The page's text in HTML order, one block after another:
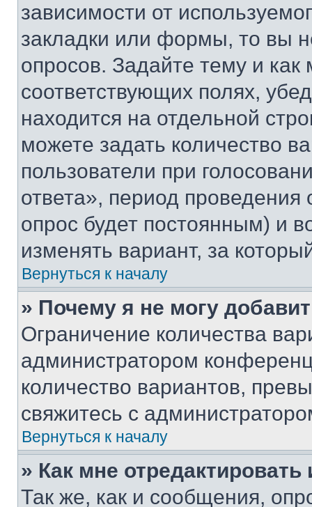
зависимости от
закладки или формы, то вы
опросов. Задайте тему и
соответствующих полях,
находится на отдельной
можете задать количество
пользователи при
ответа», период проведения
опрос будет постоянным) и
изменять вариант, за
Вернуться к началу
» Почему я не могу
Ограничение количества
администратором
количество вариантов,
свяжитесь с
Вернуться к началу
» Как мне
Так же, как и сообщения,